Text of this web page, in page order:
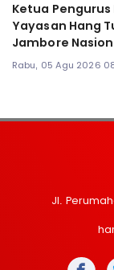
Ketua
Yayasan Hang
Jambore
Rabu, 05 Agu 2026
Jl.